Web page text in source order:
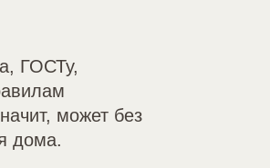
ГОСТу,
может без
дома.